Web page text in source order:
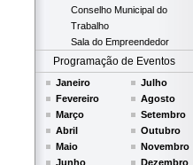
Conselho Municipal do
Trabalho
Sala do Empreendedor
Programação de Eventos
Janeiro
Fevereiro
Março
Abril
Maio
Junho
Julho
Agosto
Setembro
Outubro
Novembro
Dezembro